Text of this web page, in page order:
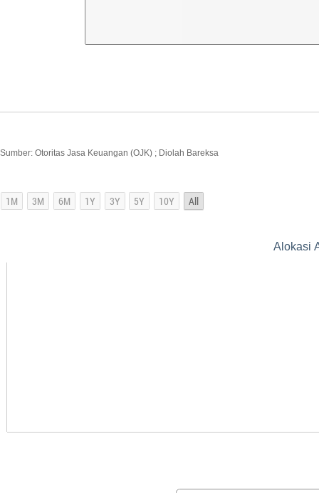
Sumber: Otoritas Jasa Keuangan (OJK) ; Diolah Bareksa
Alokasi